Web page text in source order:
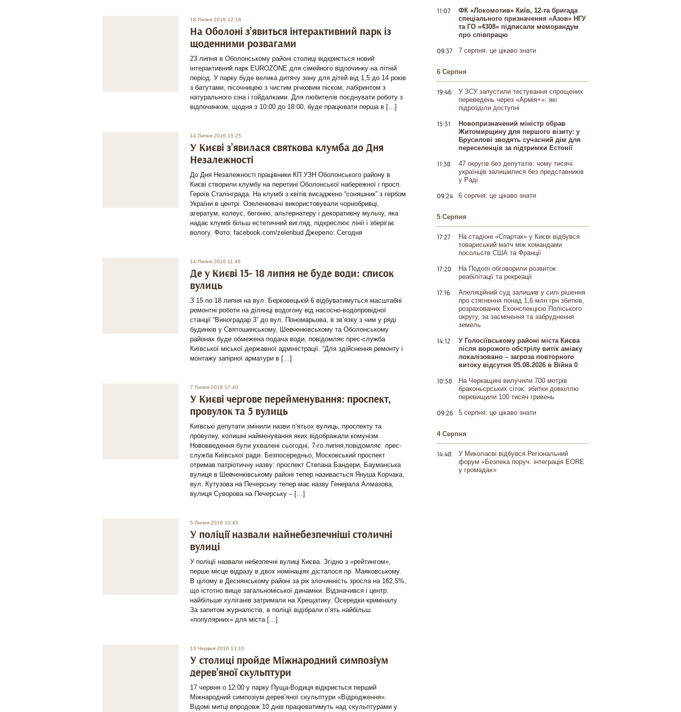
18 Липня 2016 12:18
На Оболоні з’явиться інтерактивний парк із
щоденними розвагами
23 липня в Оболонському районі столиці відкриється новий
інтерактивний парк EUROZONE для сімейного відпочинку на літній
період. У парку буде велика дитячу зону для дітей від 1,5 до 14 років
з батутами, пісочницею з чистим річковим піском, лабіринтом з
натурального сіна і гойдалками. Для любителів поєднувати роботу з
відпочинком, щодня з 10:00 до 18:00, буде працювати перша в […]
14 Липня 2016 15:25
У Києві з’явилася святкова клумба до Дня
Незалежності
До Дня Незалежності працівники КП УЗН Оболонського району в
Києві створили клумбу на перетині Оболонської набережної і просп.
Героїв Сталінграда. На клумбі з квітів висаджено “соняшник” з гербом
України в центрі. Озеленювачі використовували чорнобривці,
агератум, колеус, бегонію, альтернатеру і декоративну мульчу, яка
надає клумбі більш естетичний вигляд, підкреслює лінії і зберігає
вологу. Фото: facebook.com/zelenbud Джерело: Сегодня
14 Липня 2016 11:46
Де у Києві 15- 18 липня не буде води: список
вулиць
З 15 по 18 липня на вул. Берковецькій 6 відбуватимуться масштабні
ремонтні роботи на ділянці водогону від насосно-водопровідної
станції “Виноградар 3” до вул. Пономарьова, в зв’язку з чим у ряді
будинків у Святошинському, Шевченківському та Оболонському
районах буде обмежена подача води, повідомляє прес-служба
Київської міської державної адміністрації. “Для здійснення ремонту і
монтажу запірної арматури в […]
7 Липня 2016 17:40
У Києві чергове перейменування: проспект,
провулок та 5 вулиць
Київські депутати змінили назви п’ятьох вулиць, проспекту та
провулку, колишні найменування яких відображали комунізм.
Нововведення були ухвалені сьогодні, 7-го липня,повідомляє прес-
служба Київської ради. Безпосередньо, Московський проспект
отримав патріотичну назву: проспект Степана Бандери, Бауманська
вулиця в Шевченківському районі тепер називається Януша Корчака,
вул. Кутузова на Печерську тепер має назву Генерала Алмазова,
вулиця Суворова на Печерську – […]
5 Липня 2016 10:43
У поліції назвали найнебезпечніші столичні
вулиці
У поліції назвали небезпечні вулиці Києва. Згідно з «рейтингом»,
перше місце відразу в двох номінаціях дісталося пр. Маяковському.
В цілому в Деснянському районі за рік злочинність зросла на 162,5%,
що істотно вище загальноміської динаміки. Відзначився і центр:
найбільше хуліганів затримали на Хрещатику. Осередки криміналу
За запитом журналістів, в поліції відібрали п’ять найбільш
«популярних» для міста […]
13 Червня 2016 13:10
У столиці пройде Міжнародний симпозіум
дерев’яної скульптури
17 червня о 12:00 у парку Пуща-Водиця відкриється перший
Міжнародний симпозіум дерев’яної скульптури «Відродження».
Відомі митці впродовж 10 днів працюватимуть над скульптурами у
11:07
ФК «Локомотив» Київ, 12-та бригада
спеціального призначення «Азов» НГУ
та ГО «4308» підписали меморандум
про співпрацю
09:37 7 серпня: це цікаво знати
6 Серпня
19:46
У ЗСУ запустили тестування спрощених
переведень через «Армія+»: які
підрозділи доступні
15:31
Новопризначений міністр обрав
Житомирщину для першого візиту: у
Брусилові зводять сучасний дім для
переселенців за підтримки Естонії
11:38
47 округів без депутатів: чому тисячі
українців залишилися без представників
у Раді
09:24 6 серпня: це цікаво знати
5 Серпня
17:27
На стадіоні «Спартак» у Києві відбувся
товариський матч між командами
посольств США та Франції
17:20
На Подолі обговорили розвиток
реабілітації та рекреації
17:16
Апеляційний суд залишив у силі рішення
про стягнення понад 1,6 млн грн збитків,
розрахованих Екоінспекцією Поліського
округу, за засмічення та забруднення
земель
14:12
У Голосіївському районі міста Києва
після ворожого обстрілу витік аміаку
локалізовано – загроза повторного
витоку відсутня 05.08.2026 в Війна 0
10:58
На Черкащині вилучили 700 метрів
браконьєрських сіток: збитки довкіллю
перевищили 100 тисяч гривень
09:26 5 серпня: це цікаво знати
4 Серпня
14:48
У Миколаєві відбувся Регіональний
форум «Безпека поруч: інтеграція EORE
у громадах»